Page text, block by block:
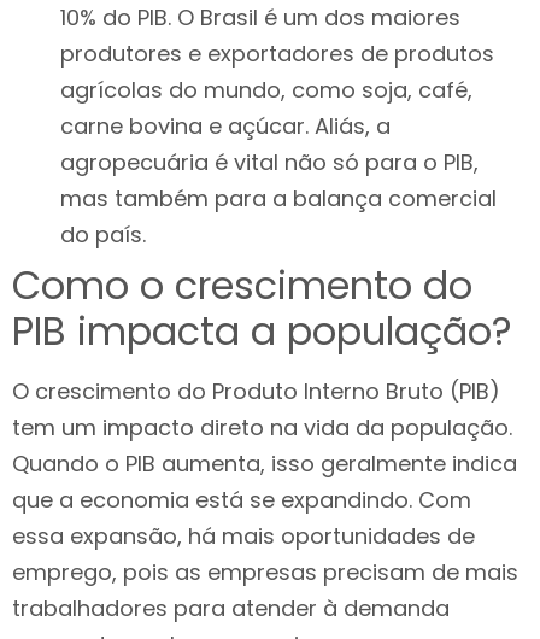
10% do PIB. O Brasil é um dos maiores
produtores e exportadores de produtos
agrícolas do mundo, como soja, café,
carne bovina e açúcar. Aliás, a
agropecuária é vital não só para o PIB,
mas também para a balança comercial
do país.
Como o crescimento do
PIB impacta a população?
O crescimento do Produto Interno Bruto (PIB)
tem um impacto direto na vida da população.
Quando o PIB aumenta, isso geralmente indica
que a economia está se expandindo. Com
essa expansão, há mais oportunidades de
emprego, pois as empresas precisam de mais
trabalhadores para atender à demanda